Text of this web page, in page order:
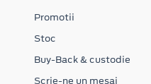
Promotii
Stoc
Buy-Back & custodie
Scrie-ne un mesaj